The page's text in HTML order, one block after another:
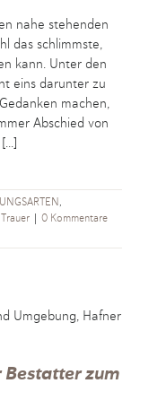
nahe stehenden
das schlimmste,
kann. Unter den
eins darunter zu
machen,
Abschied von
,
Trauer
0 Kommentare
Bestatter zum